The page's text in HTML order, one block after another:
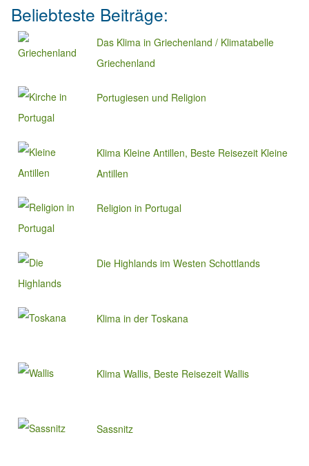
Beliebteste Beiträge:
Das Klima in Griechenland / Klimatabelle
Griechenland
Portugiesen und Religion
Klima Kleine Antillen, Beste Reisezeit Kleine
Antillen
Religion in Portugal
Die Highlands im Westen Schottlands
Klima in der Toskana
Klima Wallis, Beste Reisezeit Wallis
Sassnitz